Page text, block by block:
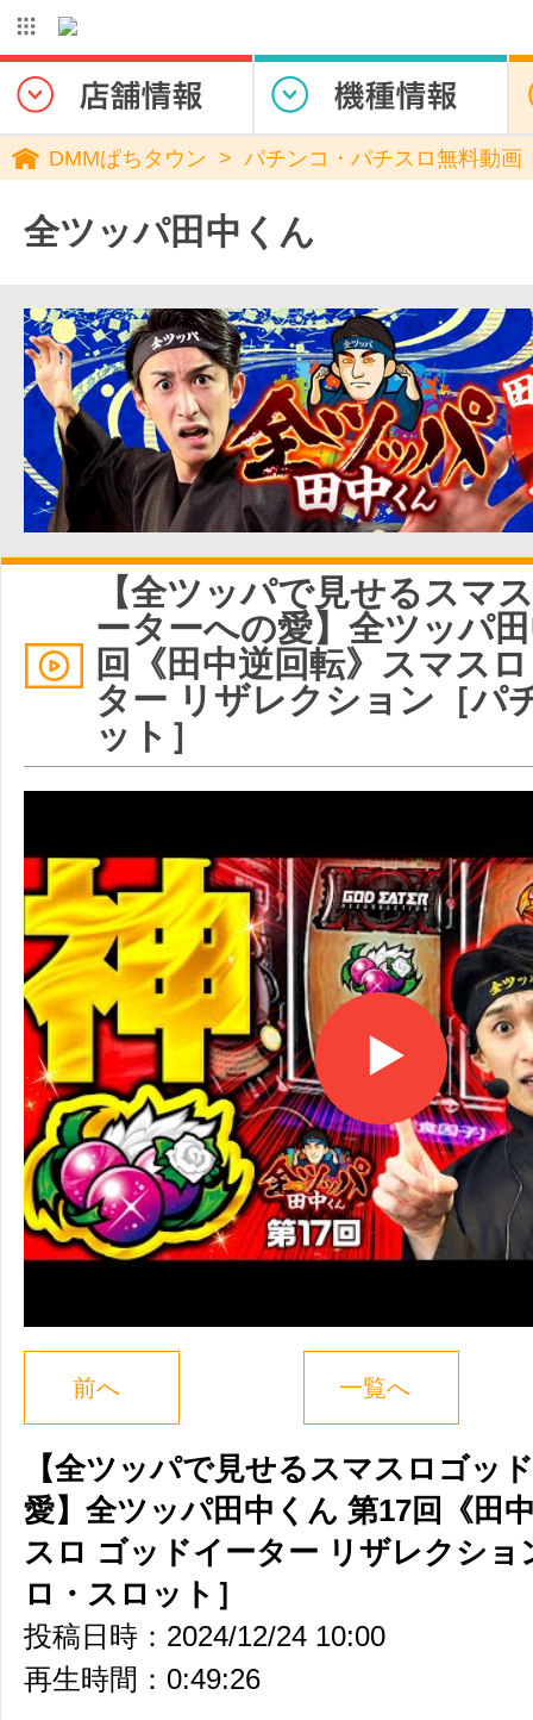
DMMぱちタウン パチンコ・パチスロ無料動画
全ツッパ田中くん
【全ツッパで見せるスマ
ーターへの愛】全ツッパ
回《田中逆回転》スマス
ター リザレクション［パ
ット］
前へ 一覧へ
【全ツッパで見せるスマスロゴッ
愛】全ツッパ田中くん 第17回《田
スロ ゴッドイーター リザレクショ
ロ・スロット］
投稿日時：2024/12/24 10:00
再生時間：0:49:26